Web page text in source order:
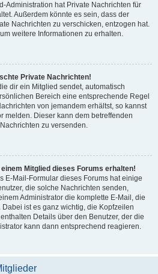
Administration hat Private Nachrichten für
Außerdem könnte es sein, dass der
Nachrichten zu verschicken, entzogen hat.
weitere Informationen zu erhalten.
Private Nachrichten!
dir ein Mitglied sendet, automatisch
Bereich eine entsprechende Regel
von jemandem erhältst, so kannst
melden. Dieser kann dem betreffenden
zu versenden.
einem Mitglied dieses Forums erhalten!
E-Mail-Formular dieses Forums hat einige
die solche Nachrichten senden,
Administrator die komplette E-Mail, die
ist es ganz wichtig, die Kopfzeilen
Details über den Benutzer, der die
kann dann entsprechend reagieren.